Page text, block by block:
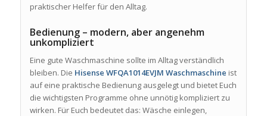
praktischer Helfer für den Alltag.
Bedienung – modern, aber angenehm
unkompliziert
Eine gute Waschmaschine sollte im Alltag verständlich
bleiben. Die Hisense WFQA1014EVJM Waschmaschine ist
auf eine praktische Bedienung ausgelegt und bietet Euch
die wichtigsten Programme ohne unnötig kompliziert zu
wirken. Für Euch bedeutet das: Wäsche einlegen,